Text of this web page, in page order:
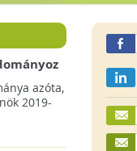
azóta,
2019-